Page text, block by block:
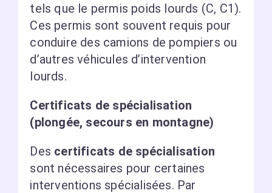
tels que le permis poids lourds (C, C1).
Ces permis sont souvent requis pour
conduire des camions de pompiers ou
d’autres véhicules d’intervention
lourds.
Certificats de spécialisation
(plongée, secours en montagne)
Des certificats de spécialisation
sont nécessaires pour certaines
interventions spécialisées. Par